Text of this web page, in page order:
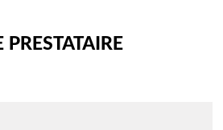
S'y rendre Apple Maps
PRESTATAIRE